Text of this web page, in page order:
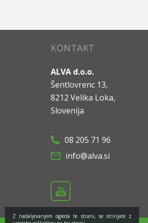
KONTAKT
ALVA d.o.o.
Šentlovrenc 13,
8212 Velika Loka,
Slovenija
08 205 71 96
info@alva.si
Z nadaljevanjem ogleda te strani, se strinjate z